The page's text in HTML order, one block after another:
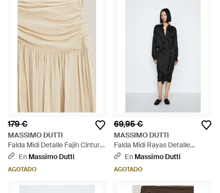
179 €
MASSIMO DUTTI
Falda Midi Detalle Fajín Cintura
- Neutro
En Massimo Dutti
AGOTADO
69,95 €
MASSIMO DUTTI
Falda Midi Rayas Detalle
Fruncido - Negro
En Massimo Dutti
AGOTADO